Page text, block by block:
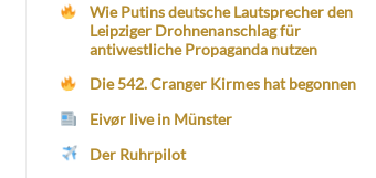
Wie Putins deutsche Lautsprecher den
Leipziger Drohnenanschlag für
antiwestliche Propaganda nutzen
Die 542. Cranger Kirmes hat begonnen
Eivør live in Münster
Der Ruhrpilot